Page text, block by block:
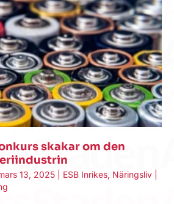
skakar om den
13, 2025 ESB Inrikes, Näringsliv